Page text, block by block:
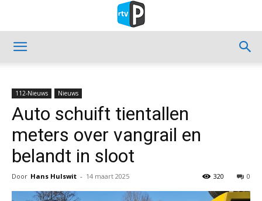
112-Nieuws Nieuws
Auto schuift tientallen
meters over vangrail en
belandt in sloot
Door Hans Hulswit - 14 maart 2025 0
320